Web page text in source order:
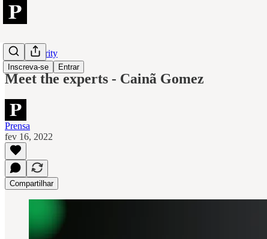
Inscreva-se Entrar
Cybersecurity
Meet the experts - Cainã Gomez
Prensa
fev 16, 2022
Compartilhar